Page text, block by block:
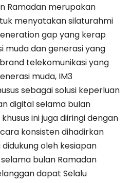
Ramadan merupakan
menyatakan silaturahmi
gap yang kerap
muda dan generasi yang
brand telekomunikasi yang
muda, IM3
sebagai solusi keperluan
digital selama bulan
ini juga diiringi dengan
konsisten dihadirkan
oleh kesiapan
bulan Ramadan
dapat Selalu